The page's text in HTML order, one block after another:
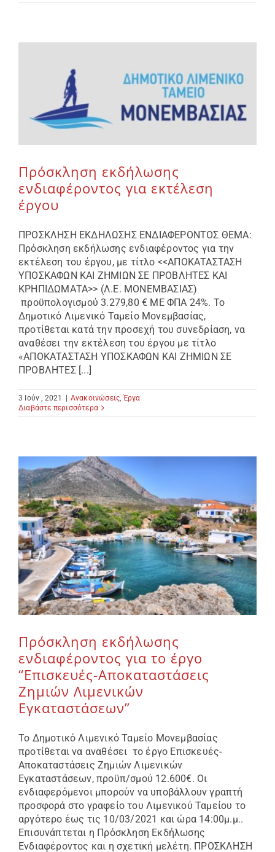
Πρόσκληση εκδήλωσης
ενδιαφέροντος για εκτέλεση
έργου
ΠΡΟΣΚΛΗΣΗ ΕΚΔΗΛΩΣΗΣ ΕΝΔΙΑΦΕΡΟΝΤΟΣ ΘΕΜΑ:
Πρόσκληση εκδήλωσης ενδιαφέροντος για την
εκτέλεση του έργου, με τίτλο <<ΑΠΟΚΑΤΑΣΤΑΣΗ
ΥΠΟΣΚΑΦΩΝ ΚΑΙ ΖΗΜΙΩΝ ΣΕ ΠΡΟΒΛΗΤΕΣ ΚΑΙ
ΚΡΗΠΙΔΩΜΑΤΑ>> (Λ.Ε. ΜΟΝΕΜΒΑΣΙΑΣ)
προϋπολογισμού 3.279,80 € ΜΕ ΦΠΑ 24%. Το
Δημοτικό Λιμενικό Ταμείο Μονεμβασίας,
προτίθεται κατά την προσεχή του συνεδρίαση, να
αναθέσει την εκτέλεση του έργου με τίτλο
«ΑΠΟΚΑΤΑΣΤΑΣΗ ΥΠΟΣΚΑΦΩΝ ΚΑΙ ΖΗΜΙΩΝ ΣΕ
ΠΡΟΒΛΗΤΕΣ [...]
3 Ιούν , 2021 Ανακοινώσεις,Έργα
Διαβάστε περισσότερα
Πρόσκληση εκδήλωσης
ενδιαφέροντος για το έργο
“Επισκευές-Αποκαταστάσεις
Ζημιών Λιμενικών
Εγκαταστάσεων”
Το Δημοτικό Λιμενικό Ταμείο Μονεμβασίας
προτίθεται να αναθέσει το έργο Επισκευές-
Αποκαταστάσεις Ζημιών Λιμενικών
Εγκαταστάσεων, προϋπ/σμού 12.600€. Οι
ενδιαφερόμενοι μπορούν να υποβάλλουν γραπτή
προσφορά στο γραφείο του Λιμενικού Ταμείου το
αργότερο έως τις 10/03/2021 και ώρα 14:00μ.μ..
Επισυνάπτεται η Πρόσκληση Εκδήλωσης
Ενδιαφέροντος και η σχετική μελέτη. ΠΡΟΣΚΛΗΣΗ